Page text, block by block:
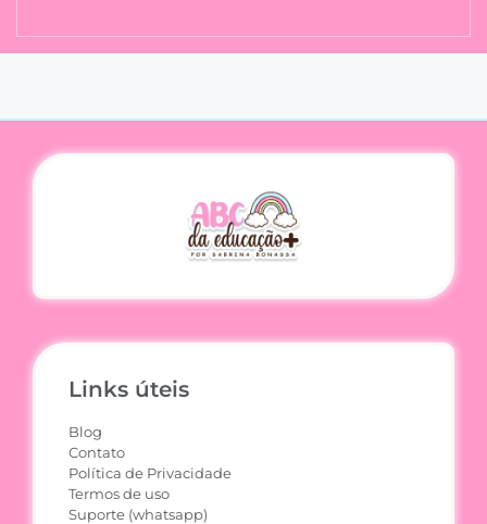
Links úteis
Blog
Contato
Política de Privacidade
Termos de uso
Suporte (whatsapp)